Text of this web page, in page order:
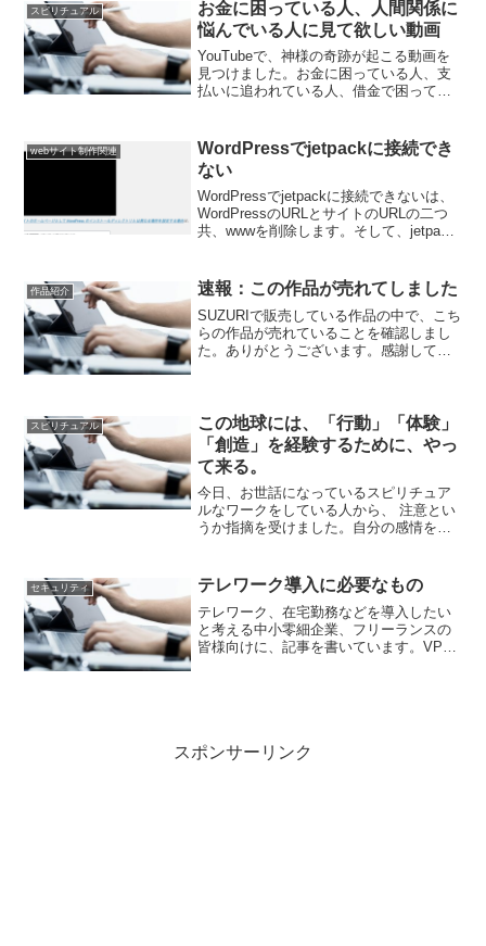
に...
スピリチュアル
お金に困っている人、人間関係に
悩んでいる人に見て欲しい動画
YouTubeで、神様の奇跡が起こる動画を
見つけました。お金に困っている人、支
払いに追われている人、借金で困ってい
います。この他の関連動画も、ご紹介し
ます。
webサイト制作関連
WordPressでjetpackに接続でき
ない
WordPressでjetpackに接続できないは、
WordPressのURLとサイトのURLの二つ
共、wwwを削除します。そして、jetpack
は、この方法で、復旧で...
作品紹介 速報：この作品が売れてしました
SUZURIで販売している作品の中で、こち
らの作品が売れていることを確認しまし
た。ありがとうございます。感謝してい
スピリチュアル
この地球には、「行動」「体験」
「創造」を経験するために、やっ
て来る。
今日、お世話になっているスピリチュア
ルなワークをしている人から、 注意とい
うか指摘を受けました。自分の感情を受
の地球には、「行動」「体験」「創造」
を経験するために、やっ...
セキュリティ テレワーク導入に必要なもの
テレワーク、在宅勤務などを導入したい
と考える中小零細企業、フリーランスの
皆様向けに、記事を書いています。VPN
スポンサーリンク